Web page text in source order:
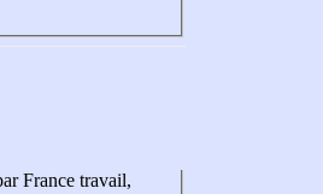
France travail,